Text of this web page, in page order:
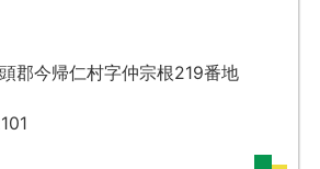
郡今帰仁村字仲宗根219番地